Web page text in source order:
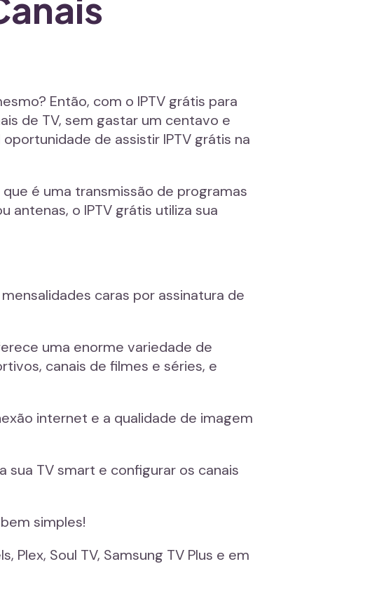
Então, com o IPTV grátis para
de TV, sem gastar um centavo e
de assistir IPTV grátis na
é uma transmissão de programas
antenas, o IPTV grátis utiliza sua
caras por assinatura de
uma enorme variedade de
canais de filmes e séries, e
internet e a qualidade de imagem
sua TV smart e configurar os canais
simples!
Plex, Soul TV, Samsung TV Plus e em